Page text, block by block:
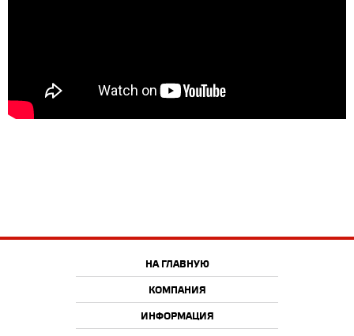
НА ГЛАВНУЮ
КОМПАНИЯ
ИНФОРМАЦИЯ